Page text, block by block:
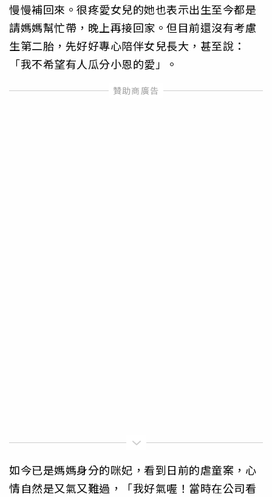
慢慢補回來。很疼愛女兒的她也表示出生至今都是
請媽媽幫忙帶，晚上再接回家。但目前還沒有考慮
生第二胎，先好好專心陪伴女兒長大，甚至說：
「我不希望有人瓜分小恩的愛」。
如今已是媽媽身分的咪妃，看到日前的虐童案，心
情自然是又氣又難過，「我好氣喔！當時在公司看